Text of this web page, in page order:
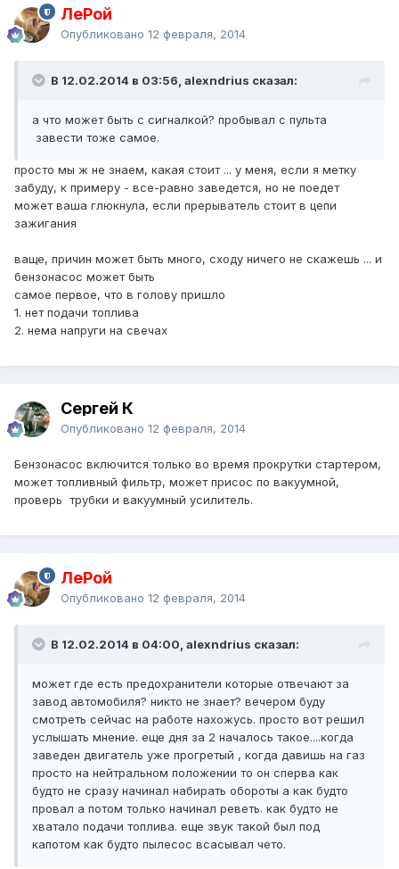
ЛеРой
Опубликовано 12 февраля, 2014
В 12.02.2014 в 03:56, alexndrius сказал:
а что может быть с сигналкой? пробывал с пульта
завести тоже самое.
просто мы ж не знаем, какая стоит ... у меня, если я метку
забуду, к примеру - все-равно заведется, но не поедет
может ваша глюкнула, если прерыватель стоит в цепи
зажигания
ваще, причин может быть много, сходу ничего не скажешь ... и
бензонасос может быть
самое первое, что в голову пришло
1. нет подачи топлива
2. нема напруги на свечах
Сергей К
Опубликовано 12 февраля, 2014
Бензонасос включится только во время прокрутки стартером,
может топливный фильтр, может присос по вакуумной,
проверь трубки и вакуумный усилитель.
ЛеРой
Опубликовано 12 февраля, 2014
В 12.02.2014 в 04:00, alexndrius сказал:
может где есть предохранители которые отвечают за
завод автомобиля? никто не знает? вечером буду
смотреть сейчас на работе нахожусь. просто вот решил
услышать мнение. еще дня за 2 началось такое....когда
заведен двигатель уже прогретый , когда давишь на газ
просто на нейтральном положении то он сперва как
будто не сразу начинал набирать обороты а как будто
провал а потом только начинал реветь. как будто не
хватало подачи топлива. еще звук такой был под
капотом как будто пылесос всасывал чето.